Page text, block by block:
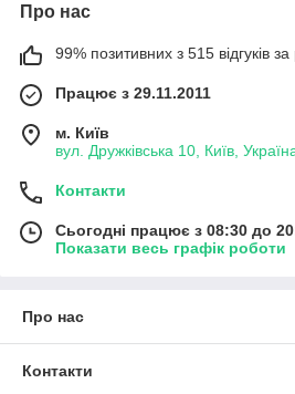
Про нас
99% позитивних з 515 відгуків за
Працює з 29.11.2011
м. Київ
вул. Дружківська 10, Київ,
Контакти
Сьогодні працює з 08:30 до
Показати весь графік роботи
Про нас
Контакти